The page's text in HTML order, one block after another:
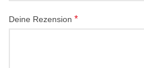
Deine Rezension *